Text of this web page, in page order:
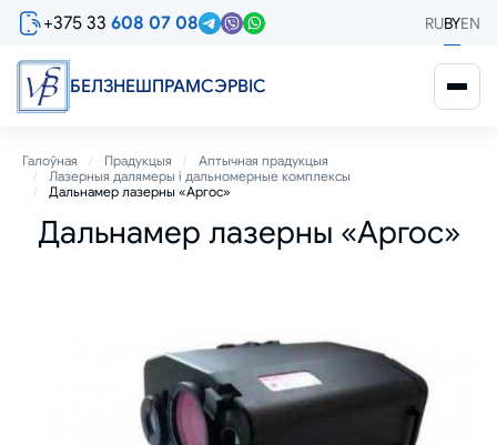
Перайсці
змесціва
+375 33 608 07 08 RUBYEN
БЕЛЗНЕШПРАМСЭРВIС
Breadcrumb
Галоўная Прадукцыя
Аптычная прадукцыя
Лазерныя далямеры і дальномерные комплексы
Дальнамер лазерны «Аргос»
Дальнамер лазерны «Аргос»